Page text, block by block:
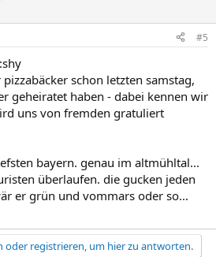
#5
schon letzten samstag,
geheiratet haben - dabei kennen wir
uns von fremden gratuliert
bayern. genau im altmühltal...
überlaufen. die gucken jeden
er grün und vommars oder so...
oder registrieren, um hier zu antworten.